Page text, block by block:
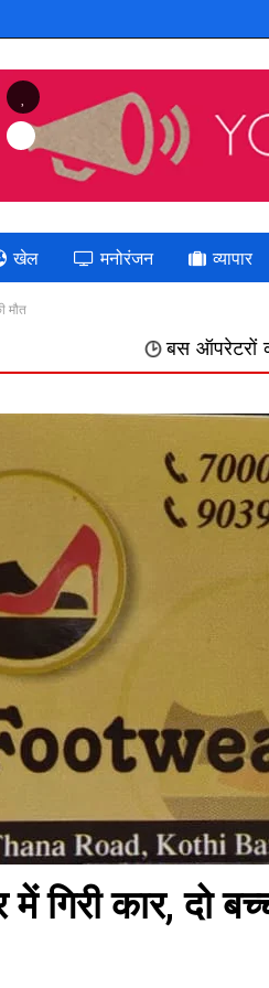
खेल मनोरंजन व्यापार
मौत
बस ऑपरेटरों की मांग पर
गिरी कार, दो